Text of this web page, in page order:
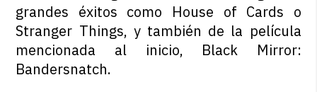
grandes éxitos como House of Cards o
Stranger Things, y también de la película
mencionada al inicio, Black Mirror:
Bandersnatch.